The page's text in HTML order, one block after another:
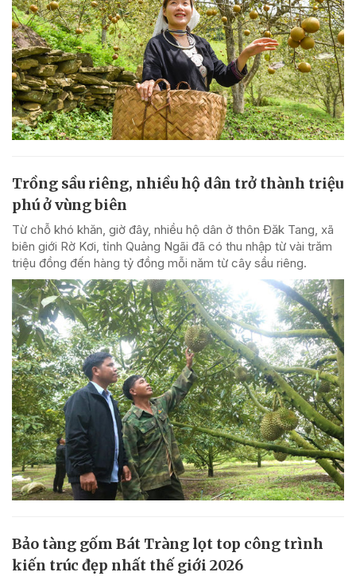
Trồng sầu riêng, nhiều hộ dân trở thành triệu
phú ở vùng biên
Từ chỗ khó khăn, giờ đây, nhiều hộ dân ở thôn Đăk Tang, xã
biên giới Rờ Kơi, tỉnh Quảng Ngãi đã có thu nhập từ vài trăm
triệu đồng đến hàng tỷ đồng mỗi năm từ cây sầu riêng.
Bảo tàng gốm Bát Tràng lọt top công trình
kiến trúc đẹp nhất thế giới 2026